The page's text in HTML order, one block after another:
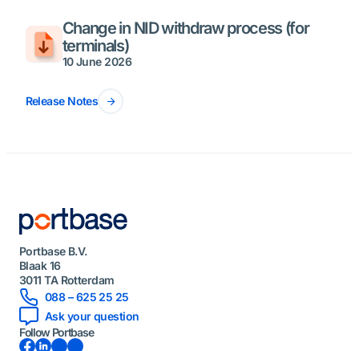
10 June 2026
Change in NID withdraw process (for
terminals)
Release Notes
Portbase B.V.
Blaak 16
3011 TA Rotterdam
088 – 625 25 25
Ask your question
Follow Portbase
Facebook LinkedInInstagramYouTube